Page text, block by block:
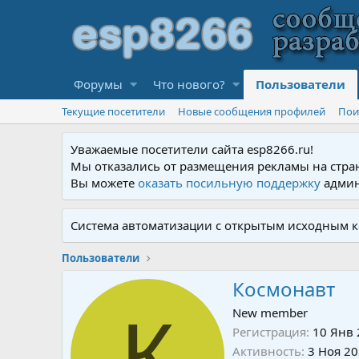
Форумы Что нового? Пользователи
Текущие посетители Новые сообщения профилей
Уважаемые посетители сайта esp8266.ru!
Мы отказались от размещения рекламы на
Вы можетеоказать посильную поддержку
Система автоматизации с открытым исходным
Пользователи
Космонавт
New member
Регистрация 10 Янв
Активность 3 Ноя